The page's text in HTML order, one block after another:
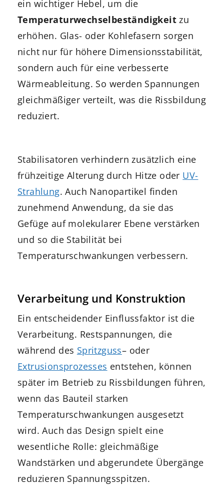
ein wichtiger Hebel, um die
Temperaturwechselbeständigkeit zu
erhöhen. Glas- oder Kohlefasern sorgen
nicht nur für höhere Dimensionsstabilität,
sondern auch für eine verbesserte
Wärmeableitung. So werden Spannungen
gleichmäßiger verteilt, was die Rissbildung
reduziert.
Stabilisatoren verhindern zusätzlich eine
frühzeitige Alterung durch Hitze oder UV-
Strahlung. Auch Nanopartikel finden
zunehmend Anwendung, da sie das
Gefüge auf molekularer Ebene verstärken
und so die Stabilität bei
Temperaturschwankungen verbessern.
Verarbeitung und Konstruktion
Ein entscheidender Einflussfaktor ist die
Verarbeitung. Restspannungen, die
während des Spritzguss– oder
Extrusionsprozesses entstehen, können
später im Betrieb zu Rissbildungen führen,
wenn das Bauteil starken
Temperaturschwankungen ausgesetzt
wird. Auch das Design spielt eine
wesentliche Rolle: gleichmäßige
Wandstärken und abgerundete Übergänge
reduzieren Spannungsspitzen.